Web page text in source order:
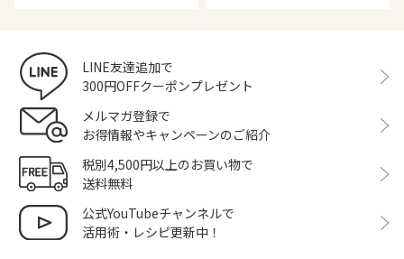
LINE友達追加で
300円OFFクーポンプレゼント
メルマガ登録で
お得情報やキャンペーンのご紹介
税別4,500円以上のお買い物で
送料無料
公式YouTubeチャンネルで
活用術・レシピ更新中！